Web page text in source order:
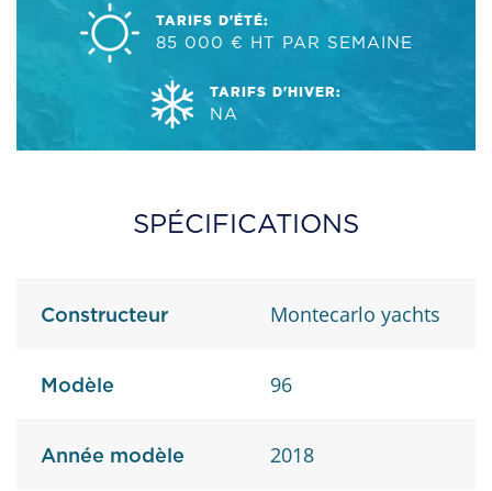
TARIFS D'ÉTÉ:
85 000 € HT PAR SEMAINE
TARIFS D'HIVER:
NA
SPÉCIFICATIONS
Constructeur Montecarlo yachts
Modèle 96
Année modèle 2018